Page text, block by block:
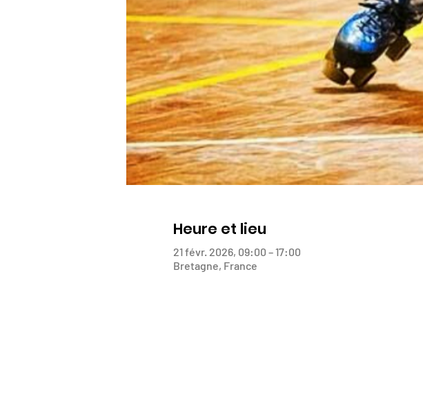
Heure et lieu
21 févr. 2026, 09:00 – 17:00
Bretagne, France